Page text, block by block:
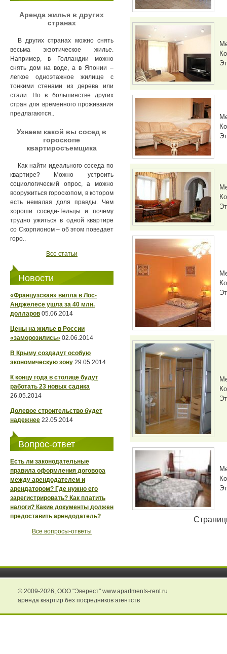
Аренда жилья в других
странах
В других странах можно снять
весьма экзотическое жилье.
Например, в Голландии можно
снять дом на воде, а в Японии –
легкое одноэтажное жилище с
тонкими стенами из дерева или
стали. Но в большинстве других
стран для временного проживания
предлагаются..
Узнаем какой вы сосед в
гороскопе
квартиросъемщика
Как найти идеального соседа по
квартире? Можно устроить
социологический опрос, а можно
вооружиться гороскопом, в котором
есть немалая доля правды. Чем
хороши соседи-Тельцы и почему
трудно ужиться в одной квартире
со Скорпионом – об этом поведает
горо..
Все статьи
Новости
«Французская» вилла в Лос-
Анджелесе ушла за 40 млн.
долларов 05.06.2014
Цены на жилье в России
«заморозились» 02.06.2014
В Крыму создадут особую
экономическую зону 29.05.2014
К концу года в столице будут
работать 23 новых садика
26.05.2014
Долевое строительство будет
надежнее 22.05.2014
Вопрос-ответ
Есть ли законодательные
правила оформления договора
между арендодателем и
арендатором? Где нужно его
зарегистрировать? Как платить
налоги? Какие документы должен
предоставить арендодатель?
Все вопросы-ответы
© 2009-2026, ООО "Эверест" www.apartments-rent.ru
аренда квартир без посредников агентств